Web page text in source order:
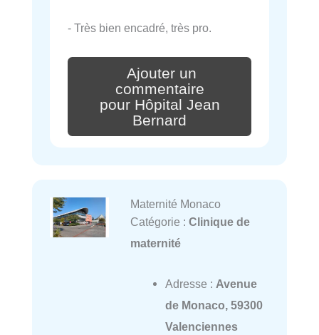
- Très bien encadré, très pro.
Ajouter un
commentaire
pour Hôpital Jean
Bernard
Maternité Monaco
Catégorie : Clinique de
maternité
Adresse : Avenue
de Monaco, 59300
Valenciennes